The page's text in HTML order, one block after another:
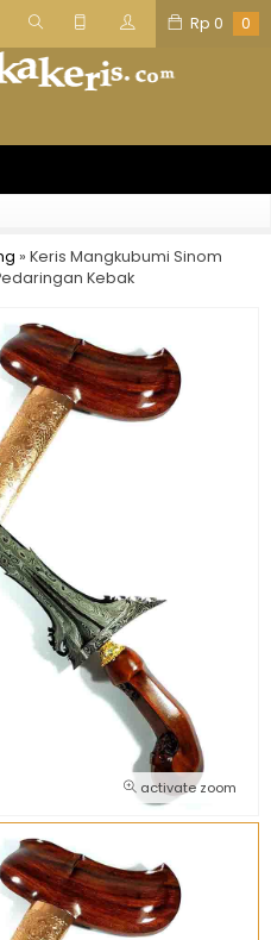
Rp 0 0
» Keris Mangkubumi Sinom
Kebak
activate zoom